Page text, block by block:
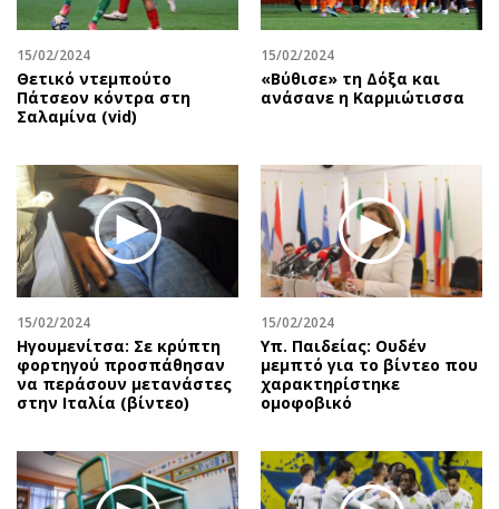
15/02/2024
Θετικό ντεμπούτο
Πάτσεον κόντρα στη
Σαλαμίνα (vid)
15/02/2024
«Βύθισε» τη Δόξα και
ανάσανε η Καρμιώτισσα
15/02/2024
Ηγουμενίτσα: Σε κρύπτη
φορτηγού προσπάθησαν
να περάσουν μετανάστες
στην Ιταλία (βίντεο)
15/02/2024
Υπ. Παιδείας: Ουδέν
μεμπτό για το βίντεο που
χαρακτηρίστηκε
ομοφοβικό